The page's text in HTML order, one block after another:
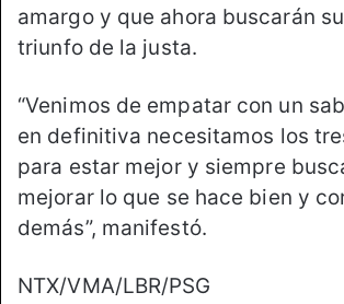
amargo y que ahora buscarán
triunfo de la justa.
“Venimos de empatar con un
en definitiva necesitamos los
para estar mejor y siempre
mejorar lo que se hace bien y
demás”, manifestó.
NTX/VMA/LBR/PSG